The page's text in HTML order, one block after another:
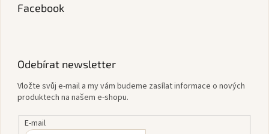
Facebook
Odebírat newsletter
Vložte svůj e-mail a my vám budeme zasílat informace o nových
produktech na našem e-shopu.
E-mail